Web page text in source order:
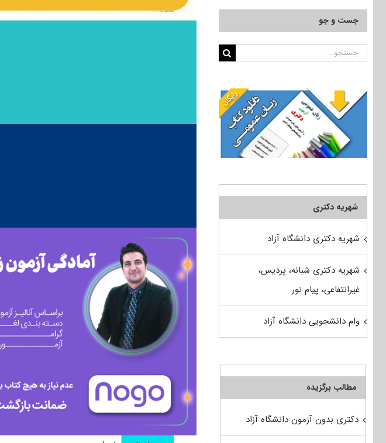
جست و جو
جستجو
شهریه دکتری
شهریه دکتری دانشگاه آزاد
شهریه دکتری شبانه، پردیس،
غیرانتفاعی، پیام نور
وام دانشجویی دانشگاه آزاد
مطالب برگزیده
دکتری بدون آزمون دانشگاه آزاد